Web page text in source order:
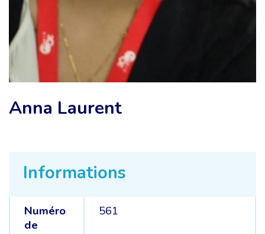
Informations
Numéro
de
561
Anna Laurent